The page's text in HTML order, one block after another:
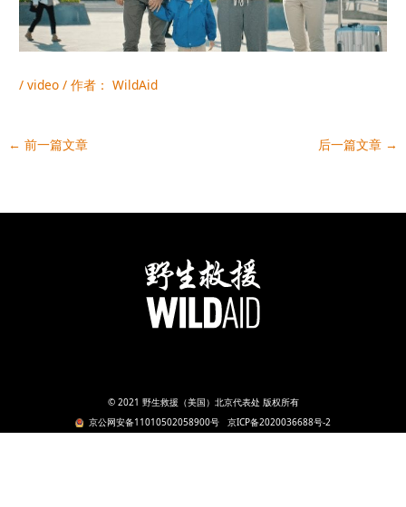
/video / 作者： WildAid
← 前一篇文章 后一篇文章 →
© 2021 野生救援（美国）北京代表处 版权所有
京公网安备11010502058900号
京ICP备2020036688号-2